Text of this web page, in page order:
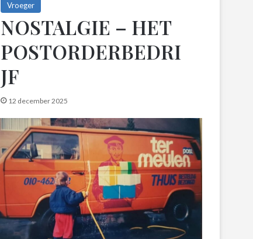
Vroeger
NOSTALGIE – HET
POSTORDERBEDRI
JF
12 december 2025